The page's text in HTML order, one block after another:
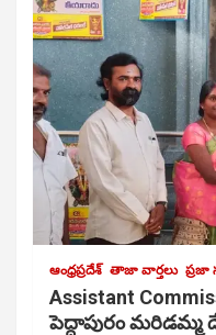
ఆంధ్రప్రదేశ్ తాజా వార్తలు ప్రజా
Assistant
పెద్దాపురం మరిడమ్మ